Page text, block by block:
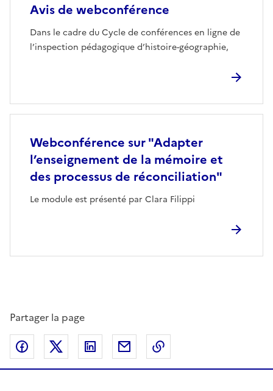
Avis de webconférence
Dans le cadre du Cycle de conférences en ligne de
l’inspection pédagogique d’histoire-géographie,
Webconférence sur "Adapter
l’enseignement de la mémoire et
des processus de réconciliation"
Le module est présenté par Clara Filippi
Partager la page
Partager sur Facebook
Partager sur Twitter
Partager sur LinkedIn
Partager par email